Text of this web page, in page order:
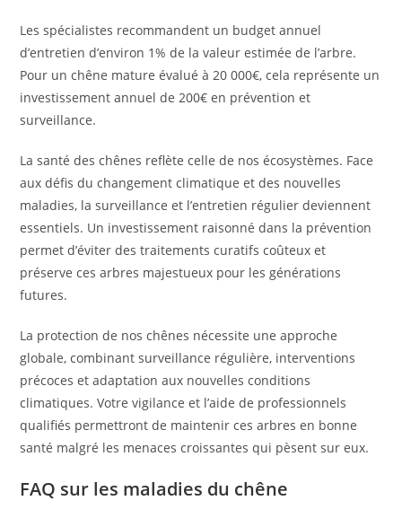
Les spécialistes recommandent un budget annuel
d’entretien d’environ 1% de la valeur estimée de l’arbre.
Pour un chêne mature évalué à 20 000€, cela représente un
investissement annuel de 200€ en prévention et
surveillance.
La santé des chênes reflète celle de nos écosystèmes. Face
aux défis du changement climatique et des nouvelles
maladies, la surveillance et l’entretien régulier deviennent
essentiels. Un investissement raisonné dans la prévention
permet d’éviter des traitements curatifs coûteux et
préserve ces arbres majestueux pour les générations
futures.
La protection de nos chênes nécessite une approche
globale, combinant surveillance régulière, interventions
précoces et adaptation aux nouvelles conditions
climatiques. Votre vigilance et l’aide de professionnels
qualifiés permettront de maintenir ces arbres en bonne
santé malgré les menaces croissantes qui pèsent sur eux.
FAQ sur les maladies du chêne